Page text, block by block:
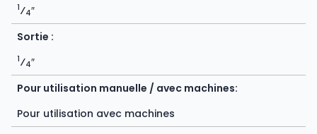
1⁄4″
Sortie :
1⁄4″
Pour utilisation manuelle / avec machines:
Pour utilisation avec machines